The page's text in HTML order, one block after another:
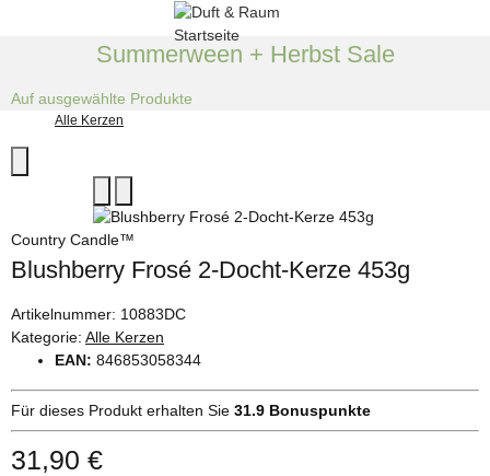
Summerween + Herbst Sale
Auf ausgewählte Produkte
Alle Kerzen
Country Candle™
Blushberry Frosé 2-Docht-Kerze 453g
Artikelnummer: 10883DC
Kategorie: Alle Kerzen
EAN: 846853058344
Für dieses Produkt erhalten Sie 31.9 Bonuspunkte
31,90 €